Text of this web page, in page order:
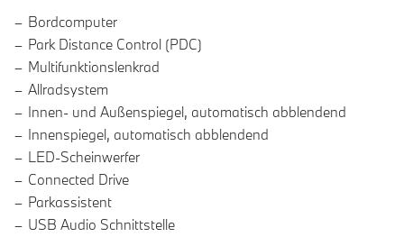
Bordcomputer
Park Distance Control (PDC)
Multifunktionslenkrad
Allradsystem
Innen- und Außenspiegel, automatisch abblendend
Innenspiegel, automatisch abblendend
LED-Scheinwerfer
Connected Drive
Parkassistent
USB Audio Schnittstelle